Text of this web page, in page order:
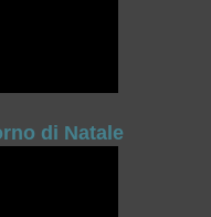
di Natale